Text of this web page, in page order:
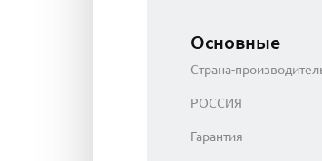
Основные
Страна-
РОССИЯ
Гарантия